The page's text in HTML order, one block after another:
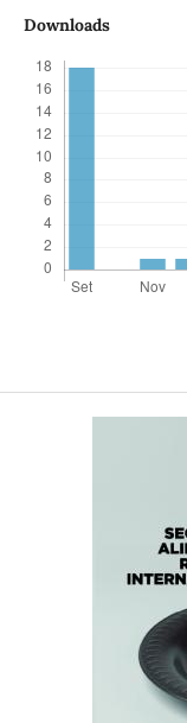
Downloads